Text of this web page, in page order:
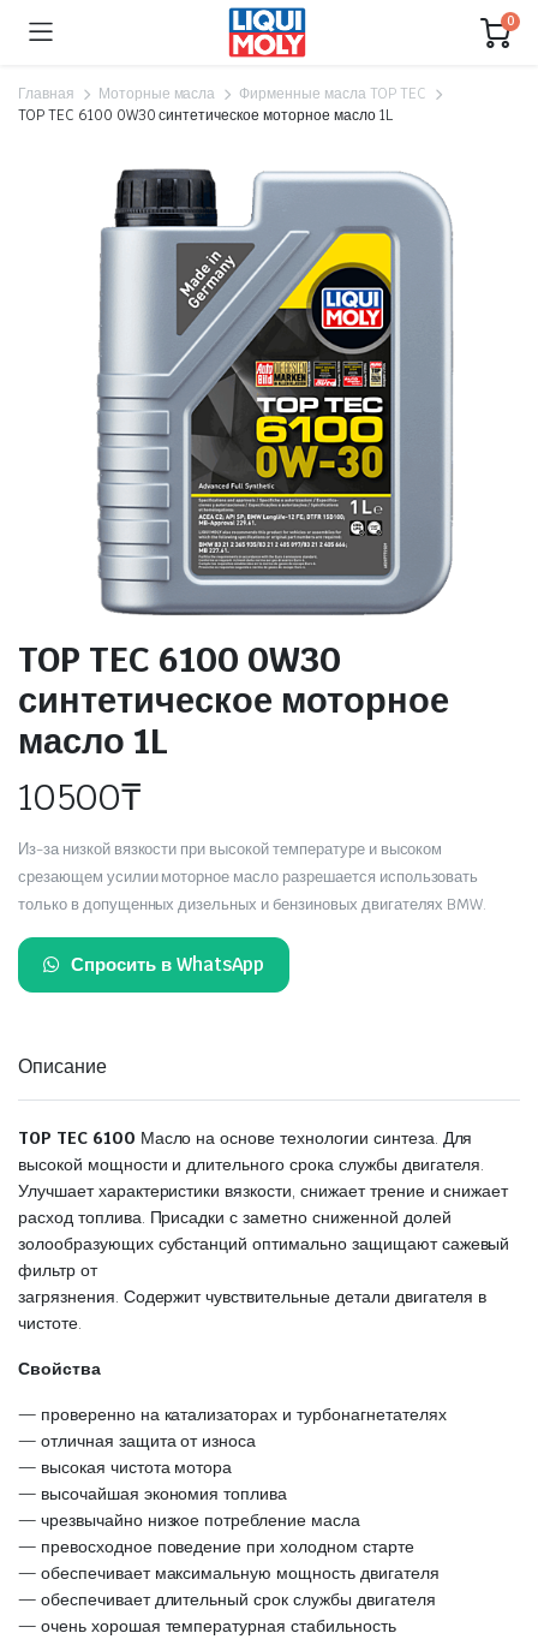
0
Главная Моторные масла
Фирменные масла TOP TEC
TOP TEC 6100 0W30 синтетическое моторное масло 1L
TOP TEC 6100 0W30
синтетическое моторное
масло 1L
10500₸
Из-за низкой вязкости при высокой температуре и высоком
срезающем усилии моторное масло разрешается использовать
только в допущенных дизельных и бензиновых двигателях BMW.
Спросить в WhatsApp
Описание
TOP TEC 6100 Масло на основе технологии синтеза. Для
высокой мощности и длительного срока службы двигателя.
Улучшает характеристики вязкости, снижает трение и снижает
расход топлива. Присадки с заметно сниженной долей
золообразующих субстанций оптимально защищают сажевый
фильтр от
загрязнения. Содержит чувствительные детали двигателя в
чистоте.
Свойства
— проверенно на катализаторах и турбонагнетателях
— отличная защита от износа
— высокая чистота мотора
— высочайшая экономия топлива
— чрезвычайно низкое потребление масла
— превосходное поведение при холодном старте
— обеспечивает максимальную мощность двигателя
— обеспечивает длительный срок службы двигателя
— очень хорошая температурная стабильность